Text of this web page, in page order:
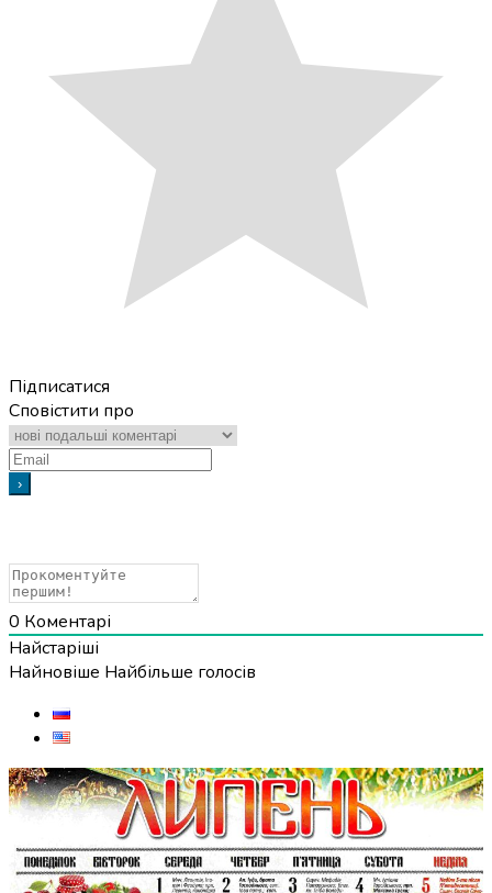
Підписатися
Сповістити про
0 Коментарі
Найстаріші
Найновіше Найбільше голосів